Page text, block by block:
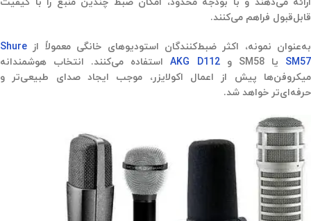
ارائه می‌دهند و با بودجه محدود، امکان ضبط چندین منبع را با کیفیت
قابل‌قبول فراهم می‌کنند.
به‌عنوان نمونه، اکثر ضبط‌کنندگان استودیوهای خانگی معمولاً از Shure
SM57 یا SM58 و AKG D112استفاده می‌کنند. انتخاب هوشمندانه
میکروفن‌ها پیش از اعمال اکولایزر، موجب ایجاد صدای طبیعی‌تر و
حرفه‌ای‌تر خواهد شد.